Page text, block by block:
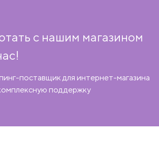
с нашим магазином
поставщик для интернет-магазина
поддержку